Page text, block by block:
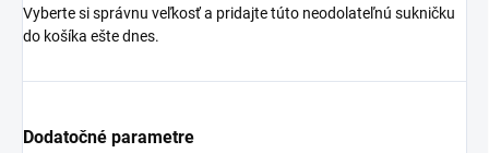
Vyberte si správnu veľkosť a pridajte túto neodolateľnú sukničku
do košíka ešte dnes.
Dodatočné parametre